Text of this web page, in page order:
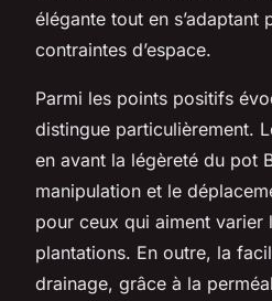
élégante tout en s’adaptant
contraintes d’espace.
Parmi les points positifs
distingue particulièrement.
en avant la légèreté du pot
manipulation et le
pour ceux qui aiment varier
plantations. En outre, la
drainage, grâce à la